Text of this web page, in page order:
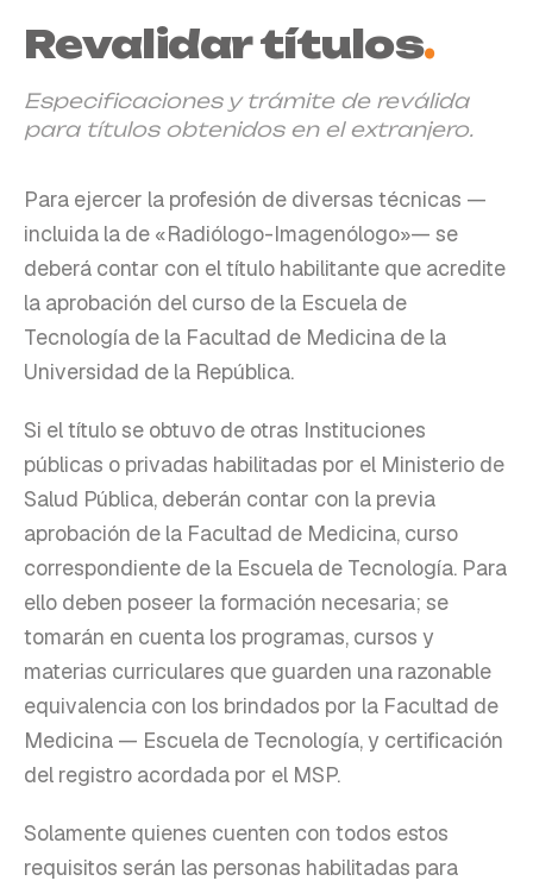
Revalidar títulos.
Especificaciones y trámite de reválida
para títulos obtenidos en el extranjero.
Para ejercer la profesión de diversas técnicas —
incluida la de «Radiólogo-Imagenólogo»— se
deberá contar con el título habilitante que acredite
la aprobación del curso de la Escuela de
Tecnología de la Facultad de Medicina de la
Universidad de la República.
Si el título se obtuvo de otras Instituciones
públicas o privadas habilitadas por el Ministerio de
Salud Pública, deberán contar con la previa
aprobación de la Facultad de Medicina, curso
correspondiente de la Escuela de Tecnología. Para
ello deben poseer la formación necesaria; se
tomarán en cuenta los programas, cursos y
materias curriculares que guarden una razonable
equivalencia con los brindados por la Facultad de
Medicina — Escuela de Tecnología, y certificación
del registro acordada por el MSP.
Solamente quienes cuenten con todos estos
requisitos serán las personas habilitadas para